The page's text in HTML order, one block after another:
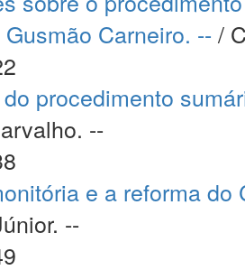
Carneiro. -- /
procedimento
--
e a reforma
--